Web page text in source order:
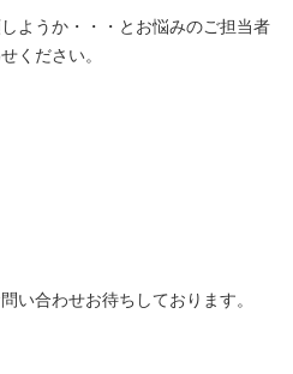
ようか・・・とお悩みのご担当者
ください。
い合わせお待ちしております。